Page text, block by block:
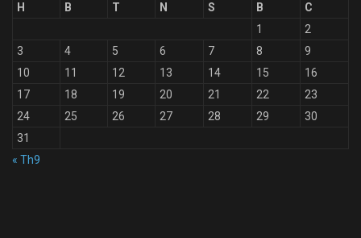
H B T N S B
C
1
2
3
4 5 6 7 8
9
10
11 12 13 14 15
16
17
18 19 20 21 22
23
24
25 26 27 28 29
30
31
« Th9